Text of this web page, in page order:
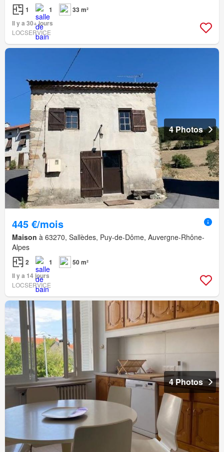
1 1
33 m²
Il y a 30+ jours
LOCSERVICE
4 Photos
445 €/mois
Maison à 63270, Sallèdes, Puy-de-Dôme, Auvergne-Rhône-
Alpes
2 1
50 m²
Il y a 14 jours
LOCSERVICE
4 Photos